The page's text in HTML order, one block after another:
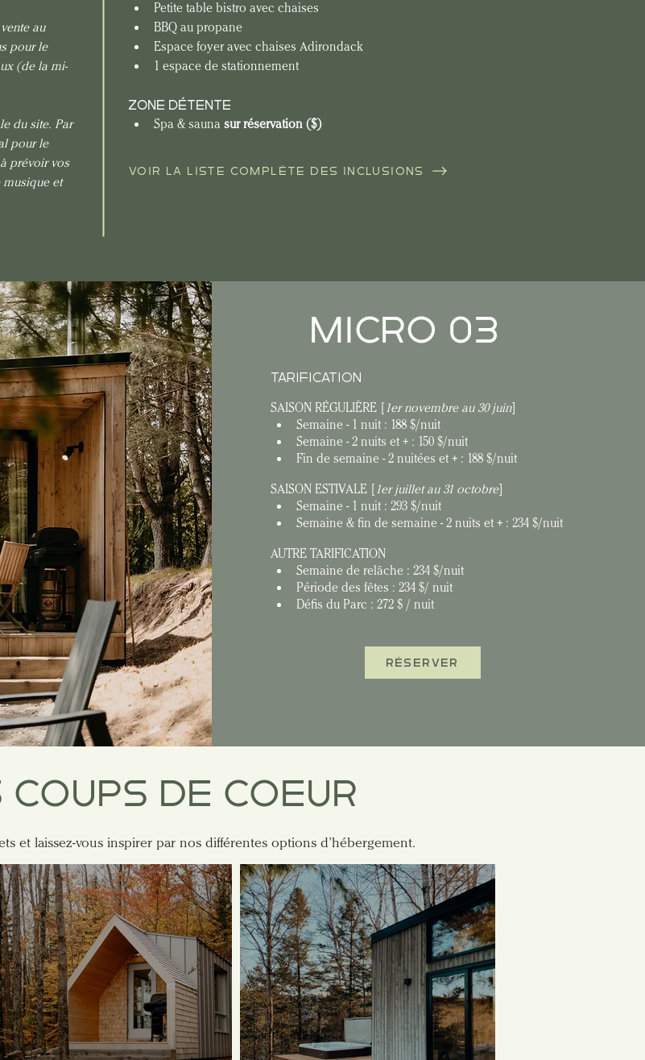
au
pour le
(de la mi-
du site. Par
pour le
prévoir vos
musique et
Petite table bistro avec chaises
BBQ au propane
Espace foyer avec chaises Adirondack
1 espace de stationnement
ZONE DÉTENTE
Spa & sauna sur réservation ($)
VOIR LA LISTE COMPLÈTE DES INCLUSIONS
MICRO 03
TARIFICATION
SAISON RÉGULIÈRE [1er novembre au 30 juin]
Semaine - 1 nuit : 188 $/nuit
Semaine - 2 nuits et + : 150 $/nuit
Fin de semaine - 2 nuitées et + : 188 $/nuit
SAISON ESTIVALE [1er juillet au 31 octobre]
Semaine - 1 nuit : 293 $/nuit
Semaine & fin de semaine - 2 nuits et + : 234 $/nuit
AUTRE TARIFICATION
Semaine de relâche : 234 $/nuit
Période des fêtes : 234 $/ nuit
Défis du Parc : 272 $ / nuit
RÉSERVER
COUPS DE COEUR
et laissez-vous inspirer par nos différentes options d’hébergement.